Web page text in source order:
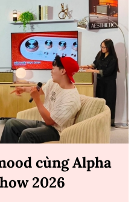
cùng Alpha
2026